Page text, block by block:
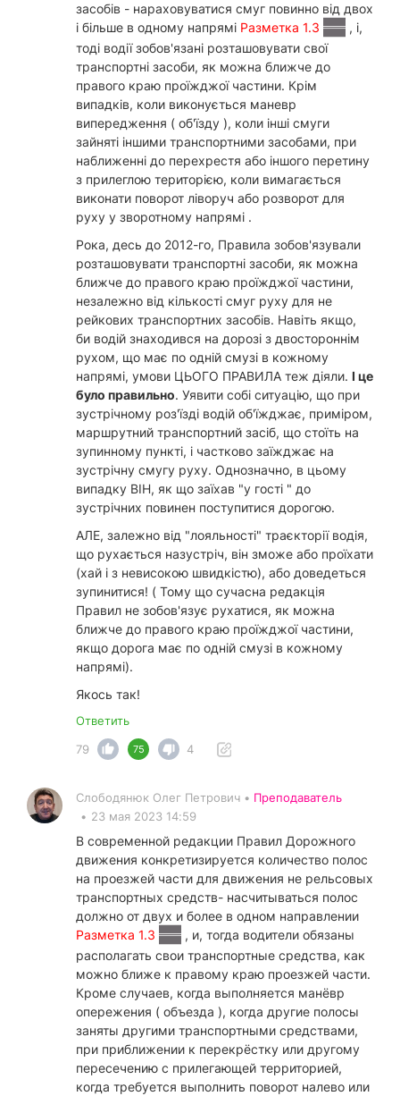
засобів - нараховуватися смуг повинно від двох
і більше в одному напрямі Разметка 1.3
, і,
тоді водії зобов'язані розташовувати свої
транспортні засоби, як можна ближче до
правого краю проїжджої частини. Крім
випадків, коли виконується маневр
випередження ( об'їзду ), коли інші смуги
зайняті іншими транспортними засобами, при
наближенні до перехрестя або іншого перетину
з прилеглою територією, коли вимагається
виконати поворот ліворуч або розворот для
руху у зворотному напрямі .
Рока, десь до 2012-го, Правила зобов'язували
розташовувати транспортні засоби, як можна
ближче до правого краю проїжджої частини,
незалежно від кількості смуг руху для не
рейкових транспортних засобів. Навіть якщо,
би водій знаходився на дорозі з двостороннім
рухом, що має по одній смузі в кожному
напрямі, умови ЦЬОГО ПРАВИЛА теж діяли. І це
було правильно. Уявити собі ситуацію, що при
зустрічному роз'їзді водій об'їжджає, приміром,
маршрутний транспортний засіб, що стоїть на
зупинному пункті, і частково заїжджає на
зустрічну смугу руху. Однозначно, в цьому
випадку ВІН, як що заїхав "у гості " до
зустрічних повинен поступитися дорогою.
АЛЕ, залежно від "лояльності" траєкторії водія,
що рухається назустріч, він зможе або проїхати
(хай і з невисокою швидкістю), або доведеться
зупинитися! ( Тому що сучасна редакція
Правил не зобов'язує рухатися, як можна
ближче до правого краю проїжджої частини,
якщо дорога має по одній смузі в кожному
напрямі).
Якось так!
Ответить
79
75 4
Слободянюк Олег Петрович • Преподаватель
• 23 мая 2023 14:59
В современной редакции Правил Дорожного
движения конкретизируется количество полос
на проезжей части для движения не рельсовых
транспортных средств- насчитываться полос
должно от двух и более в одном направлении
Разметка 1.3
, и, тогда водители обязаны
располагать свои транспортные средства, как
можно ближе к правому краю проезжей части.
Кроме случаев, когда выполняется манёвр
опережения ( объезда ), когда другие полосы
заняты другими транспортными средствами,
при приближении к перекрёстку или другому
пересечению с прилегающей территорией,
когда требуется выполнить поворот налево или